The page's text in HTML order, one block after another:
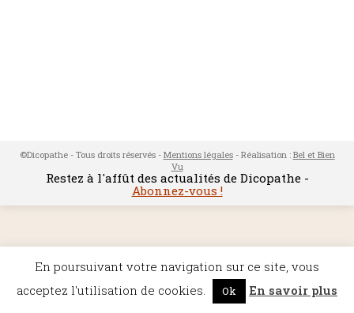
©Dicopathe - Tous droits réservés - Mentions légales- Réalisation : Bel et Bien
Vu
Restez à l'affût des actualités de Dicopathe -
Abonnez-vous !
En poursuivant votre navigation sur ce site, vous
acceptez l'utilisation de cookies.
Ok En savoir plus